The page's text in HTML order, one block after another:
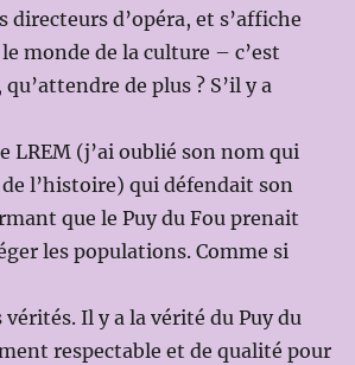
d’opéra, et s’affiche
monde de la culture – c’est
de plus ? S’il y a
LREM (j’ai oublié son nom qui
l’histoire) qui défendait son
que le Puy du Fou prenait
les populations. Comme si
Il y a la vérité du Puy du
respectable et de qualité pour